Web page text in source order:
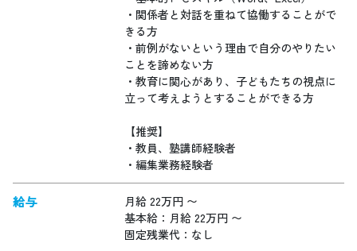
・関係者と対話を重ねて協働することがで
きる方
・前例がないという理由で自分のやりたい
ことを諦めない方
・教育に関心があり、子どもたちの視点に
立って考えようとすることができる方
【推奨】
・教員、塾講師経験者
・編集業務経験者
給与
月給 22万円 〜
基本給：月給 22万円 〜
固定残業代：なし